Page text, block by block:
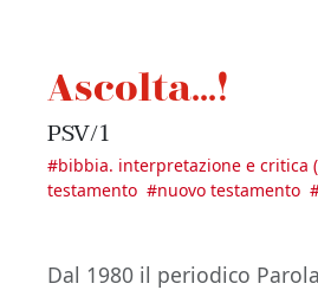
Ascolta...!
PSV/1
#bibbia. interpretazione e critica
testamento #nuovo testamento
Dal 1980 il periodico